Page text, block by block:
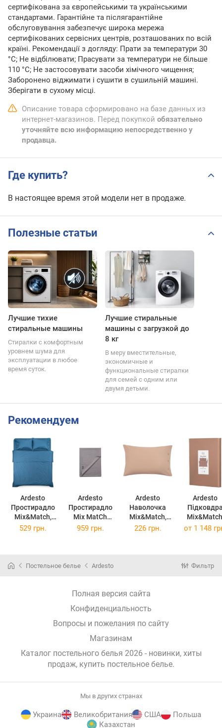
сертифікована за європейськими та українськими
стандартами. Гарантійне та післягарантійне
обслуговування забезпечує широка мережа
сертифікованих сервісних центрів, розташованих по всій
країні. Рекомендації з догляду: Прати за температури 30
°С; Не відбілювати; Прасувати за температури не більше
110 °С; Не застосовувати засоби хімічного чищення;
Заборонено віджимати і сушити в сушильній машині.
Зберігати в сухому місці.
Описание товара сформировано на базе данных из
интернет-магазинов. Перед покупкой обязательно
уточняйте всю информацию непосредственно у
продавца.
Где купить?
В настоящее время этой модели нет в продаже.
Полезные статьи
Лучшие тихие
стиральные машины
Стиралки с комфортным
уровнем шума для
эксплуатации в любое
время суток.
Лучшие стиральные
машины с загрузкой до
8 кг
В меру вместительные,
экономичные и
функциональные стиралки
для семей с одним или
двумя детьми.
Рекомендуем
Ardesto
Простирадло
Mix&Match,
180х240см,
(ART1824FSB)
Ardesto
Простирадло
Mix MatСh
ART-1824-FSD
Ardesto
Наволочка
Mix&Match,
50х70см, 100
Ardesto
529 грн. 959 грн. 226 грн. от 1 148
Постельное белье Ardesto Фильтр
Полная версия сайта
Конфиденциальность
Вопросы и пожелания по сайту
Магазинам
Каталог постельного белья 2026 - новинки, хиты
продаж, купить постельное белье.
Мы в других странах
Украина Великобритания США
Польша
Казахстан